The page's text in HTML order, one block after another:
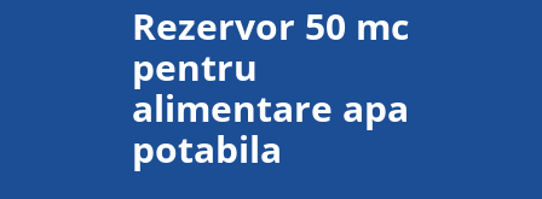
Rezervor 50 mc
pentru
alimentare apa
potabila